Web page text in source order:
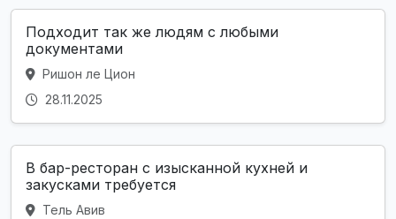
Подходит так же людям с любыми
документами
Ришон ле Цион
28.11.2025
В бар-ресторан с изысканной кухней и
закусками требуется
Тель Авив